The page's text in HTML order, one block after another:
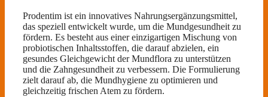
Prodentim ist ein innovatives Nahrungsergänzungsmittel,
das speziell entwickelt wurde, um die Mundgesundheit zu
fördern. Es besteht aus einer einzigartigen Mischung von
probiotischen Inhaltsstoffen, die darauf abzielen, ein
gesundes Gleichgewicht der Mundflora zu unterstützen
und die Zahngesundheit zu verbessern. Die Formulierung
zielt darauf ab, die Mundhygiene zu optimieren und
gleichzeitig frischen Atem zu fördern.